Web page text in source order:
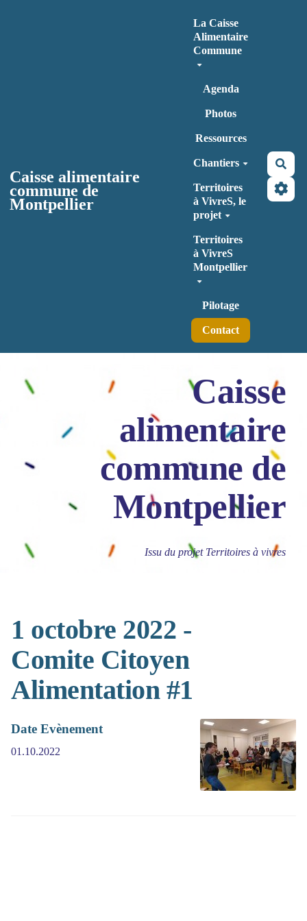
Caisse alimentaire
commune de
Montpellier
La Caisse
Alimentaire
Commune
Agenda
Photos
Ressources
Chantiers
Territoires
à VivreS, le
projet
Territoires
à VivreS
Montpellier
Pilotage
Contact
Caisse
alimentaire
commune de
Montpellier
Issu du projet Territoires à vivres
1 octobre 2022 -
Comite Citoyen
Alimentation #1
Date Evènement
01.10.2022